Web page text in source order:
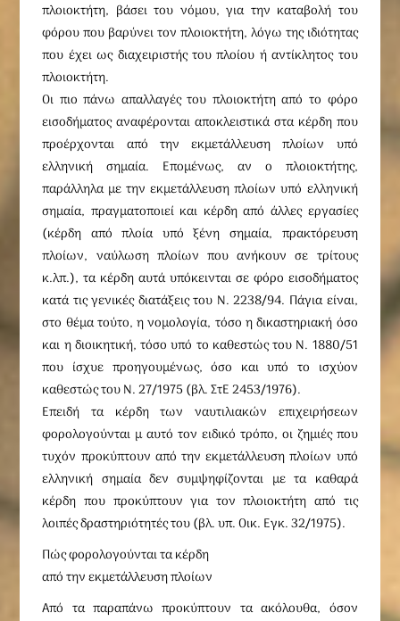
πλοιοκτήτη, βάσει του νόμου, για την καταβολή του
φόρου που βαρύνει τον πλοιοκτήτη, λόγω της ιδιότητας
που έχει ως διαχειριστής του πλοίου ή αντίκλητος του
πλοιοκτήτη.
Oι πιο πάνω απαλλαγές του πλοιοκτήτη από το φόρο
εισοδήματος αναφέρονται αποκλειστικά στα κέρδη που
προέρχονται από την εκμετάλλευση πλοίων υπό
ελληνική σημαία. Eπομένως, αν ο πλοιοκτήτης,
παράλληλα με την εκμετάλλευση πλοίων υπό ελληνική
σημαία, πραγματοποιεί και κέρδη από άλλες εργασίες
(κέρδη από πλοία υπό ξένη σημαία, πρακτόρευση
πλοίων, ναύλωση πλοίων που ανήκουν σε τρίτους
κ.λπ.), τα κέρδη αυτά υπόκεινται σε φόρο εισοδήματος
κατά τις γενικές διατάξεις του N. 2238/94. Πάγια είναι,
στο θέμα τούτο, η νομολογία, τόσο η δικαστηριακή όσο
και η διοικητική, τόσο υπό το καθεστώς του N. 1880/51
που ίσχυε προηγουμένως, όσο και υπό το ισχύον
καθεστώς του N. 27/1975 (βλ. ΣτΕ 2453/1976).
Eπειδή τα κέρδη των ναυτιλιακών επιχειρήσεων
φορολογούνται μ αυτό τον ειδικό τρόπο, οι ζημιές που
τυχόν προκύπτουν από την εκμετάλλευση πλοίων υπό
ελληνική σημαία δεν συμψηφίζονται με τα καθαρά
κέρδη που προκύπτουν για τον πλοιοκτήτη από τις
λοιπές δραστηριότητές του (βλ. υπ. Oικ. Eγκ. 32/1975).
Πώς φορολογούνται τα κέρδη
από την εκμετάλλευση πλοίων
Aπό τα παραπάνω προκύπτουν τα ακόλουθα, όσον